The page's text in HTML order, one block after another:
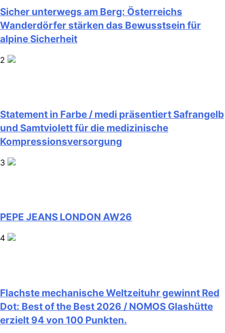
Sicher unterwegs am Berg: Österreichs
Wanderdörfer stärken das Bewusstsein für
alpine Sicherheit
2
Statement in Farbe / medi präsentiert Safrangelb
und Samtviolett für die medizinische
Kompressionsversorgung
3
PEPE JEANS LONDON AW26
4
Flachste mechanische Weltzeituhr gewinnt Red
Dot: Best of the Best 2026 / NOMOS Glashütte
erzielt 94 von 100 Punkten.